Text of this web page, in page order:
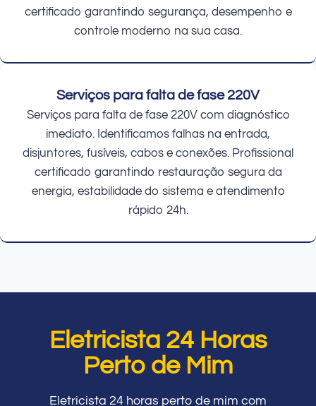
certificado garantindo segurança, desempenho e
controle moderno na sua casa.
Serviços para falta de fase 220V
Serviços para falta de fase 220V com diagnóstico
imediato. Identificamos falhas na entrada,
disjuntores, fusíveis, cabos e conexões. Profissional
certificado garantindo restauração segura da
energia, estabilidade do sistema e atendimento
rápido 24h.
Eletricista 24 Horas
Perto de Mim
Eletricista 24 horas perto de mim com